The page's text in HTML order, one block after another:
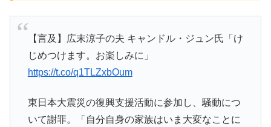
【言及】広末涼子の夫 キャンドル・ジュン氏「け
じめつけます。お楽しみに」
https://t.co/q1TLZxbOum
東日本大震災の復興支援活動に参加し、騒動につ
いて謝罪。「自分自身の家族はいま大変なことに